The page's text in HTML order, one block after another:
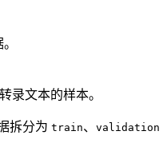
录文本的样本。
拆分为 train、 validation